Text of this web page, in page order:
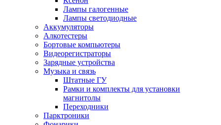
Лампы галогенные
Лампы светодиодные
Аккумуляторы
Алкотестеры
Бортовые компьютеры
Видеорегистраторы
Зарядные устройства
Музыка и связь
Штатные ГУ
Рамки и комплекты для установки
магнитолы
Переходники
Парктроники